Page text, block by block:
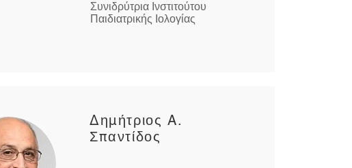
Συνιδρύτρια Ινστιτούτου
Παιδιατρικής Ιολογίας
Δημήτριος A.
Σπαντίδος